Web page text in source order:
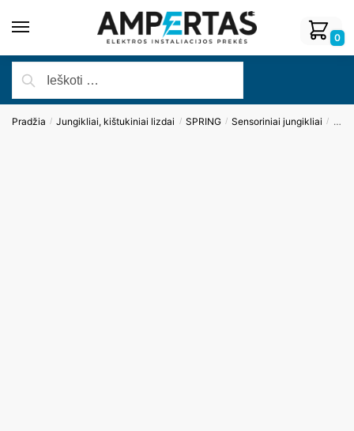
0
Pradžia / Jungikliai, kištukiniai lizdai / SPRING / Sensoriniai jungikliai /